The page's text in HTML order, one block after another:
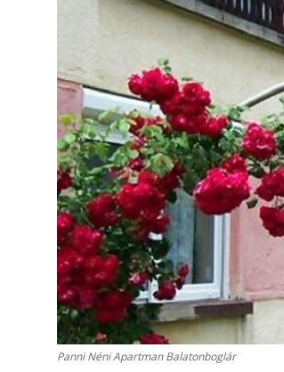
Panni Néni Apartman Balatonboglár